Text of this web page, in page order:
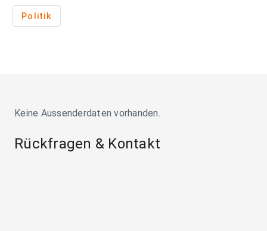
Politik
Keine Aussenderdaten vorhanden.
Rückfragen & Kontakt